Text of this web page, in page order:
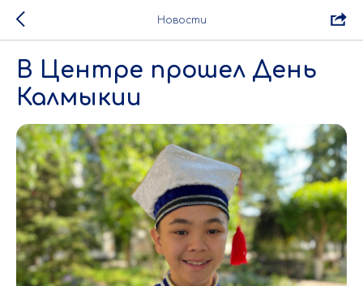
Новости
В Центре прошел День
Калмыкии